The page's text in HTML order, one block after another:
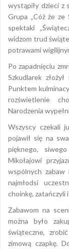
wystąpiły dzieci z
Grupa „Cóż że ze
spektakl
widzom trud
potrawami
Po zapadnięciu
Szkudlarek
Punktem
rozświetlenie
Narodzenia
Wszyscy czekali
pojawił się na
pięknego,
Mikołajowi
wspólnych zabaw
najmłodsi
choinkę, zatańczyli
Zabawom na
można było
świąteczne,
zimową czapkę.